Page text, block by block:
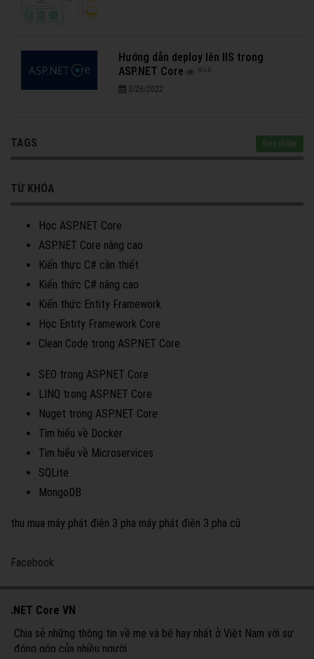
Hướng dẫn deploy lên IIS trong
ASP.NET Core
9558
3/26/2022
TAGS Đọc thêm
TỪ KHÓA
Học ASP.NET Core
ASP.NET Core nâng cao
Kiến thực C# cần thiết
Kiến thức C# nâng cao
Kiến thức Entity Framework
Học Entity Framework Core
Clean Code trong ASP.NET Core
SEO trong ASP.NET Core
LINQ trong ASP.NET Core
Nuget trong ASP.NET Core
Tìm hiểu về Docker
Tìm hiểu về Microservices
SQLite
MongoDB
thu mua máy phát điện 3 pha máy phát điện 3 pha cũ
Facebook
.NET Core VN
Chia sẻ những thông tin về mẹ và bé hay nhất ở Việt Nam với sự
đóng góp của nhiều người.